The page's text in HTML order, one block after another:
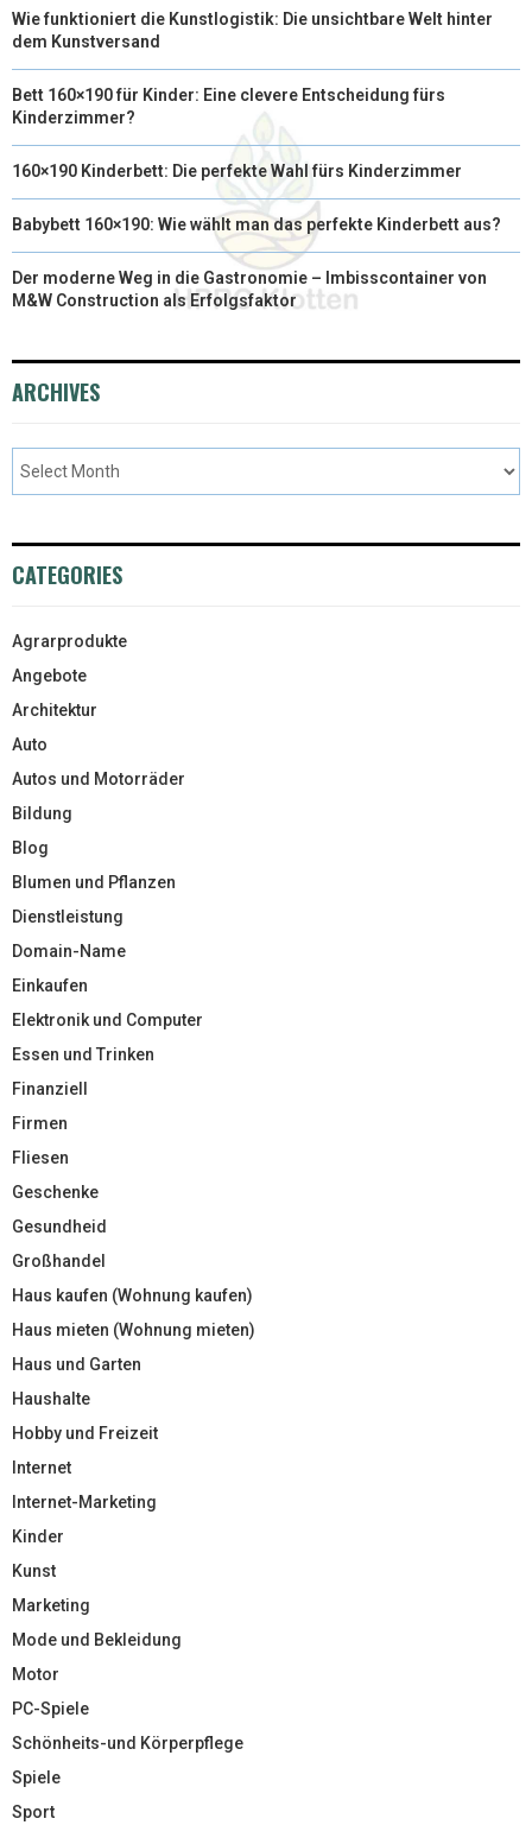
Wie funktioniert die Kunstlogistik: Die unsichtbare Welt hinter
dem Kunstversand
Bett 160×190 für Kinder: Eine clevere Entscheidung fürs
Kinderzimmer?
160×190 Kinderbett: Die perfekte Wahl fürs Kinderzimmer
Babybett 160×190: Wie wählt man das perfekte Kinderbett aus?
Der moderne Weg in die Gastronomie – Imbisscontainer von
M&W Construction als Erfolgsfaktor
ARCHIVES
CATEGORIES
Agrarprodukte
Angebote
Architektur
Auto
Autos und Motorräder
Bildung
Blog
Blumen und Pflanzen
Dienstleistung
Domain-Name
Einkaufen
Elektronik und Computer
Essen und Trinken
Finanziell
Firmen
Fliesen
Geschenke
Gesundheid
Großhandel
Haus kaufen (Wohnung kaufen)
Haus mieten (Wohnung mieten)
Haus und Garten
Haushalte
Hobby und Freizeit
Internet
Internet-Marketing
Kinder
Kunst
Marketing
Mode und Bekleidung
Motor
PC-Spiele
Schönheits-und Körperpflege
Spiele
Sport